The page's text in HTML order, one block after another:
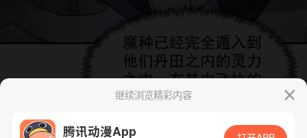
下一话 腾漫App免费看
继续浏览精彩内容
腾讯动漫App